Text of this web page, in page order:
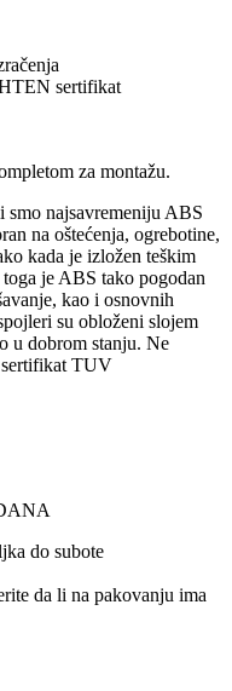
sertifikat
za montažu.
najsavremeniju ABS
na oštećenja, ogrebotine,
kada je izložen teškim
je ABS tako pogodan
kao i osnovnih
su obloženi slojem
u dobrom stanju. Ne
sertifikat TUV
do subote
da li na pakovanju ima